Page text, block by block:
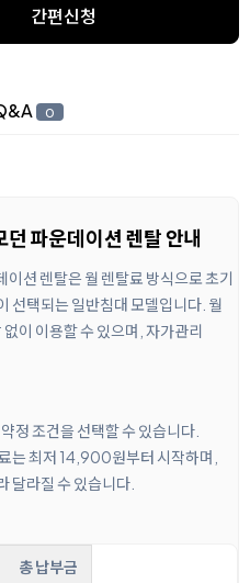
간편신청
0
파운데이션 렌탈 안내
션 렌탈은 월 렌탈료 방식으로 초기
선택되는 일반침대 모델입니다. 월
이 이용할 수 있으며, 자가관리
정 조건을 선택할 수 있습니다.
는 최저 14,900원부터 시작하며,
달라질 수 있습니다.
총 납부금